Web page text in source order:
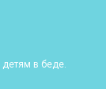
в беде.